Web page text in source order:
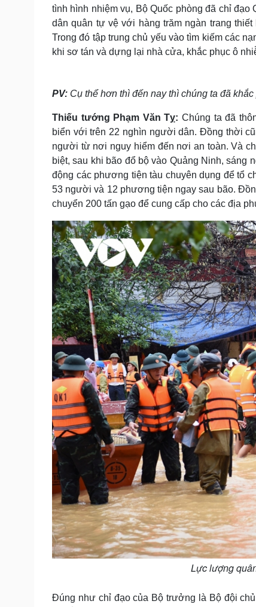
tình hình nhiệm vụ, Bộ Quốc phòng đã chỉ
dân quân tự vệ với hàng trăm ngàn trang
Trong đó tập trung chủ yếu vào tìm kiếm các
khi sơ tán và dựng lại nhà cửa, khắc phục ô
PV: Cụ thể hơn thì đến nay thì chúng ta đã
Thiếu tướng Phạm Văn Tỵ: Chúng ta đã
biển với trên 22 nghìn người dân. Đồng thời
người từ nơi nguy hiểm đến nơi an toàn. Và
biệt, sau khi bão đổ bộ vào Quảng Ninh, sáng
động các phương tiện tàu chuyên dụng để tổ
53 người và 12 phương tiện ngay sau bão.
chuyển 200 tấn gạo để cung cấp cho các địa
Lực lượng
Đúng như chỉ đạo của Bộ trưởng là Bộ đội